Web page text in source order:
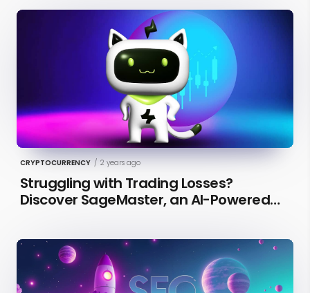
CRYPTOCURRENCY / 2 years ago
Struggling with Trading Losses?
Discover SageMaster, an AI-Powered